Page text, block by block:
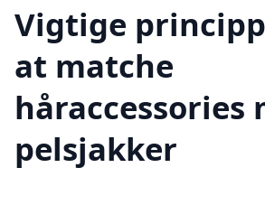
Vigtige
at matche
håraccessories
pelsjakker